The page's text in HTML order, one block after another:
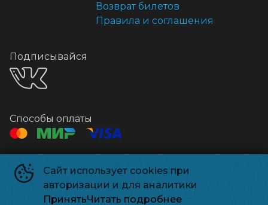
Сайт использует cookies при
авторизации и для аналитики
ПринятьЧитать подробнее
Возврат билетов
Правила и соглашения
Подписывайся
Способы оплаты
Контакты
Касса
+7 925-18-38499
relizpark_solnechnogorsk@mail.ru